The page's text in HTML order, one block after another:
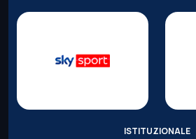
ISTITUZIONALE